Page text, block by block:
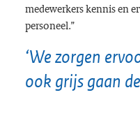
medewerkers kennis en
personeel.”
‘We zorgen
ook grijs gaan